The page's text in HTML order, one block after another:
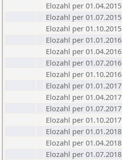
Elozahl per 01.04.2015
Elozahl per 01.07.2015
Elozahl per 01.10.2015
Elozahl per 01.01.2016
Elozahl per 01.04.2016
Elozahl per 01.07.2016
Elozahl per 01.10.2016
Elozahl per 01.01.2017
Elozahl per 01.04.2017
Elozahl per 01.07.2017
Elozahl per 01.10.2017
Elozahl per 01.01.2018
Elozahl per 01.04.2018
Elozahl per 01.07.2018